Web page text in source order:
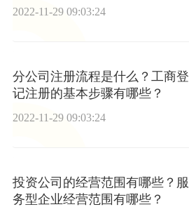
2022-11-29 09:03:24
分公司注册流程是什么？工商登
记注册的基本步骤有哪些？
2022-11-29 09:03:24
投资公司的经营范围有哪些？服
务型企业经营范围有哪些？